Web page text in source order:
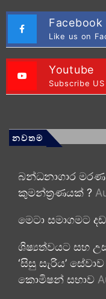
Facebook
Like us on
Youtube
Subscribe US
නවතම
බන්ධනාගාර
කුමන්ත්‍රණයක් ?
මෙටා සමාගමට
ශිෂ්‍යත්වයට සහ
‘සිසු සැරිය’
කොමිෂන් සභාව